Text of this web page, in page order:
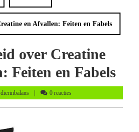
en Afvallen: Feiten en Fabels
over Creatine
Feiten en Fabels
uwdierinbalans
0 reacties